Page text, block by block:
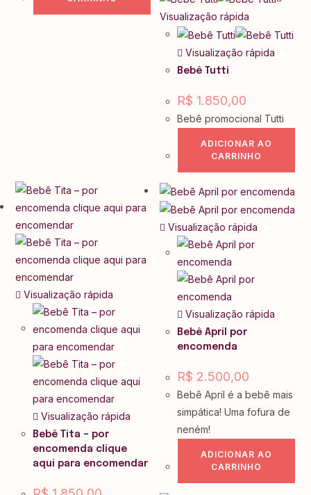
Visualização rápida
Visualização rápida
Bebê Tutti
R$ 1.850,00
Bebê promocional Tutti
ADICIONAR AO
CARRINHO
Visualização rápida
Visualização rápida
Bebê Tita – por
encomenda clique
aqui para encomendar
Visualização rápida
Visualização rápida
Bebê April por
encomenda
R$ 2.500,00
Bebê April é a bebê mais
simpática! Uma fofura de
neném!
ADICIONAR AO
CARRINHO